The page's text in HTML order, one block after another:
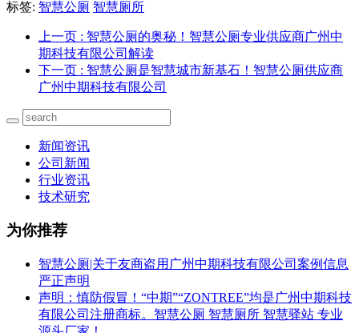
标签: 智慧公厕 智慧厕所
上一页 : 智慧公厕的奥秘！智慧公厕专业供应商广州中
期科技有限公司解读
下一页 : 智慧公厕是智慧城市新基石！智慧公厕供应商
广州中期科技有限公司
新闻资讯
公司新闻
行业资讯
技术研究
为你推荐
智慧公厕|关于友商盗用广州中期科技有限公司案例信息
严正声明
声明：慎防假冒！“中期”“ZONTREE”均是广州中期科技
有限公司注册商标。智慧公厕 智慧厕所 智慧驿站 专业